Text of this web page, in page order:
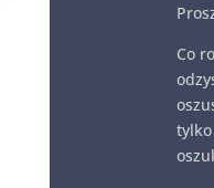
Co